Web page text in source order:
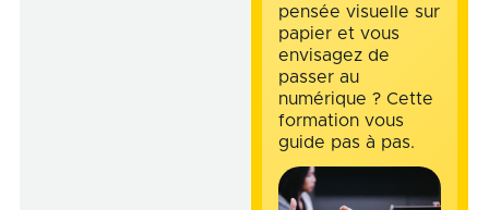
pensée visuelle sur
papier et vous
envisagez de
passer au
numérique ? Cette
formation vous
guide pas à pas.